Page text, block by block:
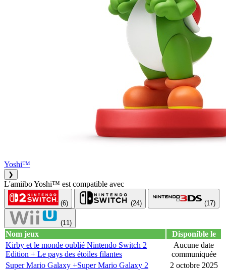
Yoshi™
❯
L'amiibo Yoshi™ est compatible avec
(6) (24) (17)
(11)
Nom jeux
Disponible le
Kirby et le monde oublié Nintendo Switch 2
Edition + Le pays des étoiles filantes
Aucune date
communiquée
Super Mario Galaxy +Super Mario Galaxy 2
2 octobre 2025